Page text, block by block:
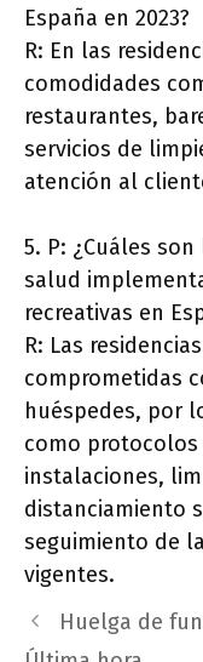
España en 2023?
R: En las
comodidades
restaurantes,
servicios de
atención al
5. P: ¿Cuáles
salud
recreativas en
R: Las
comprometidas
huéspedes, por
como protocolos
instalaciones,
distanciamiento
seguimiento de
vigentes.
Huelga de